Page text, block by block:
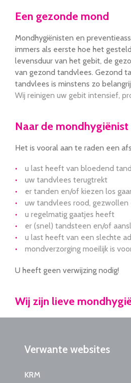
Een gezonde mond
Mondhygiënisten en
immers als eerste hoe het
levensduur van het gebit, de
van gezond tandvlees. Gezond
tandvlees is minstens zo
Wij reinigen uw gebit intensief,
Naar de mondhygiënist
Het is vooral aan te raden een
u last heeft van bloedend
uw tandvlees terugtrekt
er tanden en/of kiezen los
uw tandvlees rood, gezwollen
u regelmatig gaatjes heeft
er (snel) tandsteen en/of
u last heeft van een slechte
mondverzorging moeilijk is
U heeft geen verwijzing nodig!
Wij zijn lieve
Verwante websites
KRM